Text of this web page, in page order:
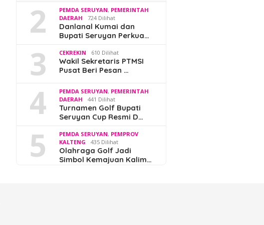
2
PEMDA SERUYAN, PEMERINTAH
DAERAH
724 Dilihat
Danlanal Kumai dan
Bupati Seruyan Perkua…
3 CEKREKIN 610 Dilihat
Wakil Sekretaris PTMSI
Pusat Beri Pesan …
4 PEMDA SERUYAN, PEMERINTAH
DAERAH
441 Dilihat
Turnamen Golf Bupati
Seruyan Cup Resmi D…
5 PEMDA SERUYAN, PEMPROV
KALTENG
435 Dilihat
Olahraga Golf Jadi
Simbol Kemajuan Kalim…